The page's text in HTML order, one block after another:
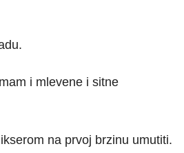
i mlevene i sitne
na prvoj brzinu umutiti.